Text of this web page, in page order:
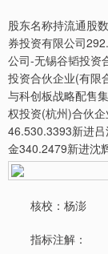
股东名称持流通股
券投资有限公司
公司-无锡谷韬投资
投资合伙企业(有限
与科创板战略配售
权投资(杭州)合伙
46.530.3393新进
金340.2479新进沈
核校：杨澎
指标注解：